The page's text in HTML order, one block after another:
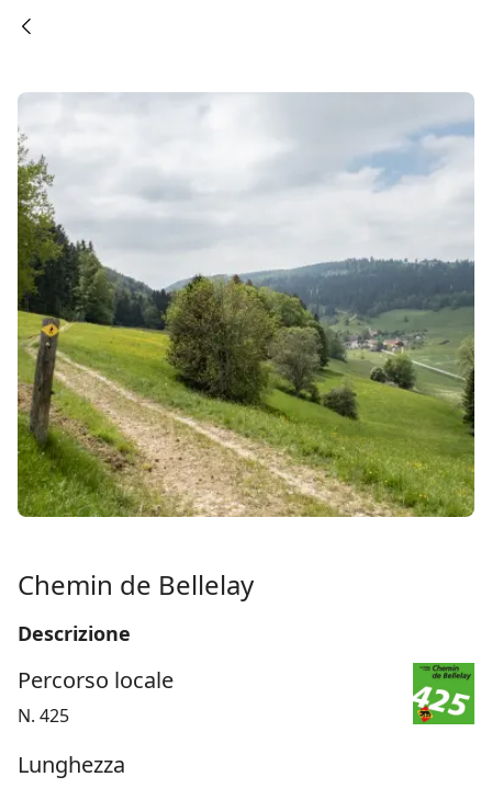
Chemin de Bellelay
Descrizione
Percorso locale
N. 425
Lunghezza